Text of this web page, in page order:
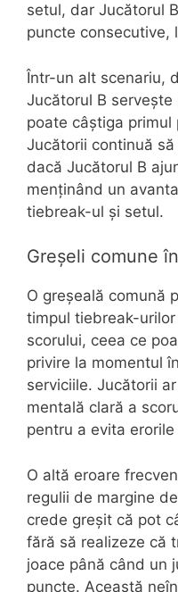
setul, dar Jucătorul
puncte consecutive,
Într-un alt scenariu,
Jucătorul B
poate câștiga
Jucătorii continuă
dacă Jucătorul B
menținând un
tiebreak-ul și setul.
Greșeli comune
O greșeală comună
timpul tiebreak-
scorului, ceea ce
privire la momentul
serviciile. Jucătorii
mentală clară a
pentru a evita
O altă eroare
regulii de margine
crede greșit că pot
fără să realizeze că
joace până când un
puncte. Această